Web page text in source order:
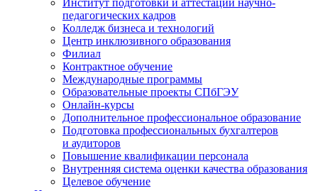
Институт подготовки и аттестации научно-
педагогических кадров
Колледж бизнеса и технологий
Центр инклюзивного образования
Филиал
Контрактное обучение
Международные программы
Образовательные проекты СПбГЭУ
Онлайн-курсы
Дополнительное профессиональное образование
Подготовка профессиональных бухгалтеров
и аудиторов
Повышение квалификации персонала
Внутренняя система оценки качества образования
Целевое обучение